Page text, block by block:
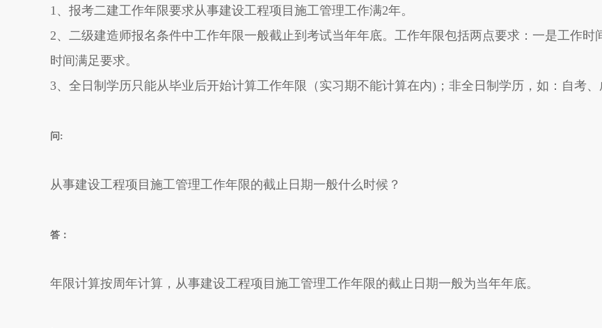
1、报考二建工作年限要求从事建设工程项目施工管理工作满2年。
2、二级建造师报名条件中工作年限一般截止到考试当年年底。工作年限包括两点要求：一是工作
时间满足要求。
3、全日制学历只能从毕业后开始计算工作年限（实习期不能计算在内)；非全日制学历，如：自考
问:
从事建设工程项目施工管理工作年限的截止日期一般什么时候？
答：
年限计算按周年计算，从事建设工程项目施工管理工作年限的截止日期一般为当年年底。